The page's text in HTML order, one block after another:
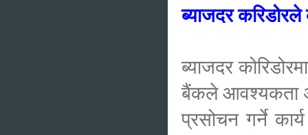
ब्याजदर करिडोरले
ब्याजदर
बैंकले आवश्यकता
प्रसोचन गर्ने